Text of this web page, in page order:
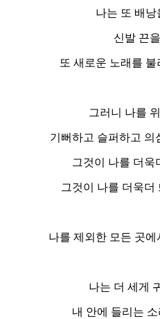
나는 또 배낭
신발 끈
또 새로운 노래를
그러니 나를
기뻐하고 슬퍼하고 의
그것이 나를 더욱
그것이 나를 더욱더
나를 제외한 모든 곳
나는 더 세게
내 안에 들리는